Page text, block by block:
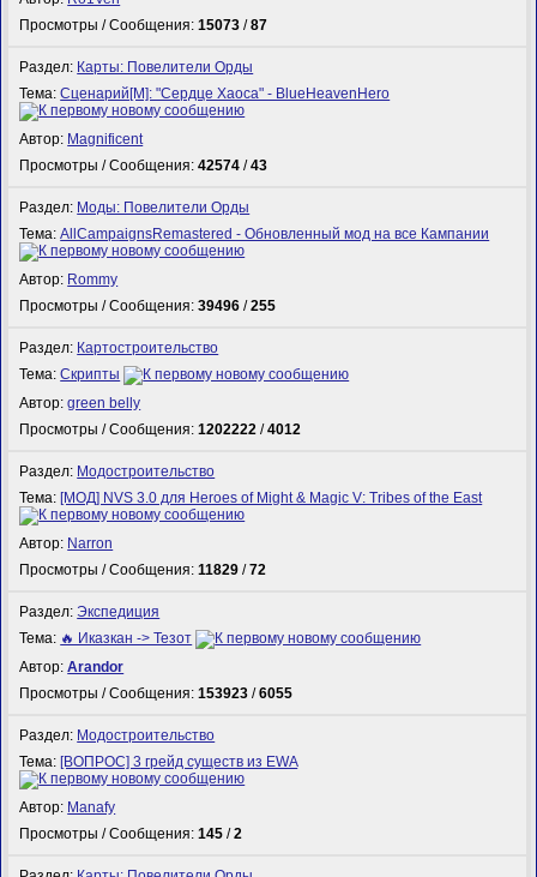
Просмотры / Сообщения:15073 /87
Раздел: Карты: Повелители Орды
Тема:Сценарий[M]: "Сердце Хаоса" - BlueHeavenHero
Автор: Magnificent
Просмотры / Сообщения:42574 /43
Раздел: Моды: Повелители Орды
Тема:AllCampaignsRemastered - Обновленный мод на все Кампании
Автор: Rommy
Просмотры / Сообщения:39496 /255
Раздел: Картостроительство
Тема:Скрипты
Автор:green belly
Просмотры / Сообщения:1202222 /4012
Раздел: Модостроительство
Тема: [МОД] NVS 3.0 для Heroes of Might & Magic V: Tribes of the East
Автор: Narron
Просмотры / Сообщения:11829 /72
Раздел:Экспедиция
Тема: 🔥 Иказкан -> Тезот
Автор:Arandor
Просмотры / Сообщения:153923 /6055
Раздел: Модостроительство
Тема: [ВОПРОС] 3 грейд существ из EWA
Автор: Manafy
Просмотры / Сообщения:145 /2